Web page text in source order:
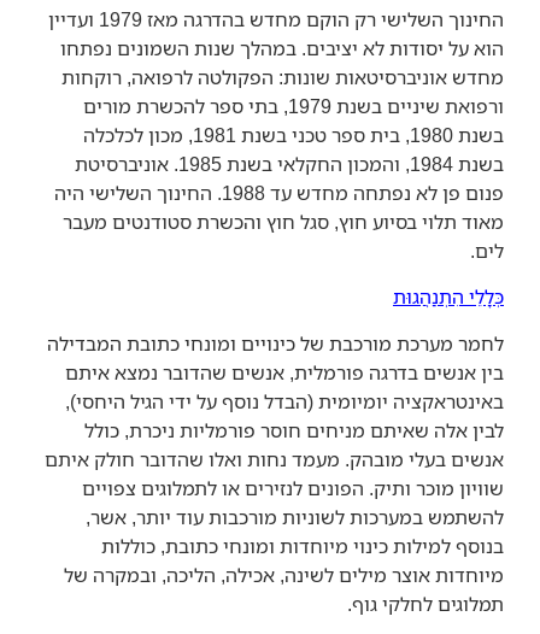
החינוך השלישי רק הוקם מחדש בהדרגה מאז 1979 ועדיין
הוא על יסודות לא יציבים. במהלך שנות השמונים נפתחו
מחדש אוניברסיטאות שונות: הפקולטה לרפואה, רוקחות
ורפואת שיניים בשנת 1979, בתי ספר להכשרת מורים
בשנת 1980, בית ספר טכני בשנת 1981, מכון לכלכלה
בשנת 1984, והמכון החקלאי בשנת 1985. אוניברסיטת
פנום פן לא נפתחה מחדש עד 1988. החינוך השלישי היה
מאוד תלוי בסיוע חוץ, סגל חוץ והכשרת סטודנטים מעבר
לים.
כְּלָלֵי הִתְנַהֲגוּת
לחמר מערכת מורכבת של כינויים ומונחי כתובת המבדילה
בין אנשים בדרגה פורמלית, אנשים שהדובר נמצא איתם
באינטראקציה יומיומית (הבדל נוסף על ידי הגיל היחסי),
לבין אלה שאיתם מניחים חוסר פורמליות ניכרת, כולל
אנשים בעלי מובהק. מעמד נחות ואלו שהדובר חולק איתם
שוויון מוכר ותיק. הפונים לנזירים או לתמלוגים צפויים
להשתמש במערכות לשוניות מורכבות עוד יותר, אשר,
בנוסף למילות כינוי מיוחדות ומונחי כתובת, כוללות
מיוחדות אוצר מילים לשינה, אכילה, הליכה, ובמקרה של
תמלוגים לחלקי גוף.